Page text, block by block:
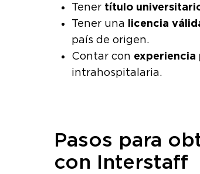
Tener título
Tener una licencia
país de origen.
Contar con experiencia
intrahospitalaria.
Pasos para
con Interstaff